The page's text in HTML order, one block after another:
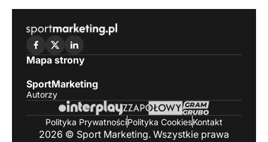
Mapa strony
SportMarketing
Autorzy
Polityka PrywatnościPolityka CookiesKontakt
2026 © Sport Marketing. Wszystkie prawa